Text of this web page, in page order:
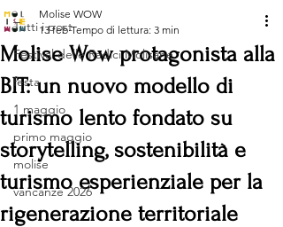
Tutti i post
Festival delle Radici Molisane
festa
1 maggio
primo maggio
molise
vancanze 2026
Molise Wow protagonista alla
BIT: un nuovo modello di
turismo lento fondato su
storytelling, sostenibilità e
turismo esperienziale per la
rigenerazione territoriale
Molise WOW
13 feb Tempo di lettura: 3 min